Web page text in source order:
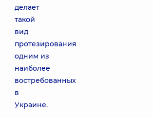
делает
такой
вид
протезирования
одним из
наиболее
востребованных
в
Украине.